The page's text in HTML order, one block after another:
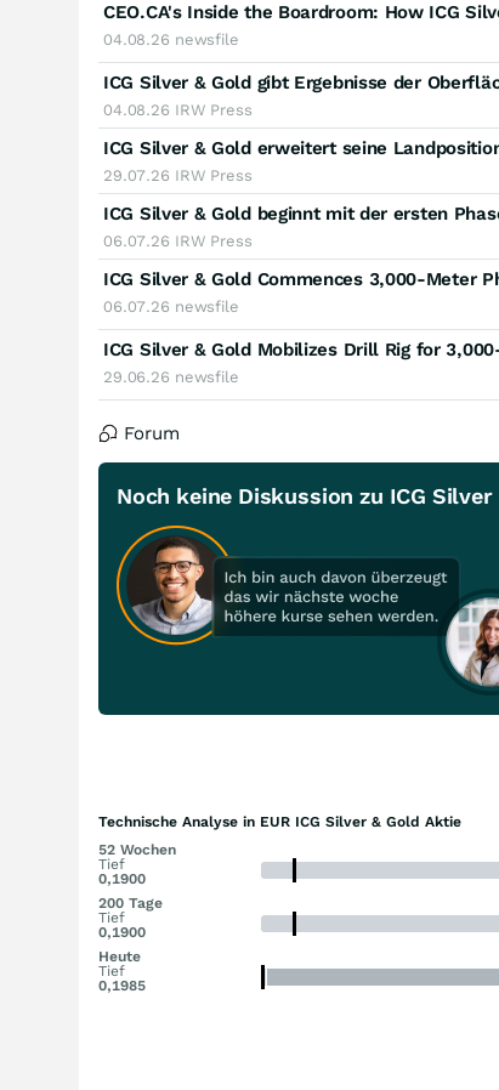
CEO.CA's Inside the Boardroom: How ICG
04.08.26 newsfile
04.08.26 IRW Press
29.07.26 IRW Press
06.07.26 IRW Press
06.07.26 newsfile
29.06.26 newsfile
Forum
Noch keine Diskussion zu ICG Silver
Technische Analyse in EUR ICG Silver & Gold Aktie
52 Wochen
Tief
0,1900
200 Tage
Tief
0,1900
Heute
Tief
0,1985